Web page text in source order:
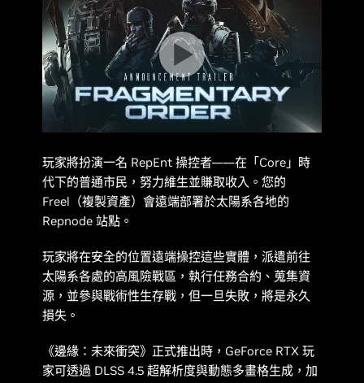
玩家將扮演一名 RepEnt 操控者——在「Core」時
代下的普通市民，努力維生並賺取收入。您的
Freel（複製資產）會遠端部署於太陽系各地的
Repnode 站點。
玩家將在安全的位置遠端操控這些實體，派遣前往
太陽系各處的高風險戰區，執行任務合約、蒐集資
源，並參與戰術性生存戰，但一旦失敗，將是永久
損失。
《邊緣：未來衝突》正式推出時，GeForce RTX 玩
家可透過 DLSS 4.5 超解析度與動態多畫格生成，加